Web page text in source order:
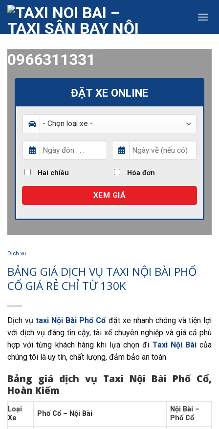
Skip
content
ĐẶT XE ONLINE
Hai chiều Hóa đơn
XEM GIÁ
Dịch vụ
BẢNG GIÁ DỊCH VỤ TAXI NỘI BÀI PHỐ
CỔ GIÁ RẺ CHỈ TỪ 130K
Dịch vụtaxi Nội Bài Phố Cổ đặt xe nhanh chóng và tiện lợi
với dịch vụ đáng tin cậy, tài xế chuyên nghiệp và giá cả phù
hợp với từng khách hàng khi lựa chọn đi Taxi Nội Bàicủa
chúng tôi là uy tín, chất lượng, đảm bảo an toàn
Bảng giá dịch vụ Taxi Nội Bài Phố Cổ,
Hoàn Kiếm
Loại
Xe
Phố Cổ – Nội Bài
Nội Bài –
Phố Cổ